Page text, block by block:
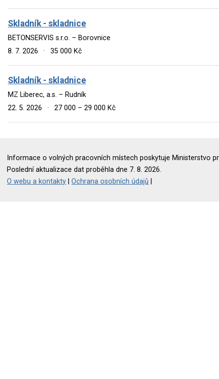
Skladník - skladnice
BETONSERVIS s.r.o. – Borovnice
8. 7. 2026
· 35 000 Kč
Skladník - skladnice
MZ Liberec, a.s. – Rudník
22. 5. 2026
· 27 000 – 29 000 Kč
Informace o volných pracovních místech poskytuje Ministerstvo
Poslední aktualizace dat proběhla dne 7. 8. 2026.
O webu a kontakty |Ochrana osobních údajů